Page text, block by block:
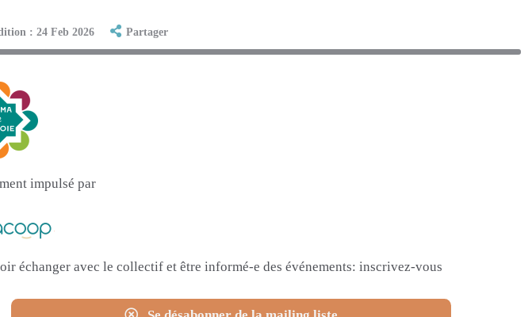
: 24 Feb 2026 Partager
impulsé par
échanger avec le collectif et être informé-e des événements: inscrivez-vous